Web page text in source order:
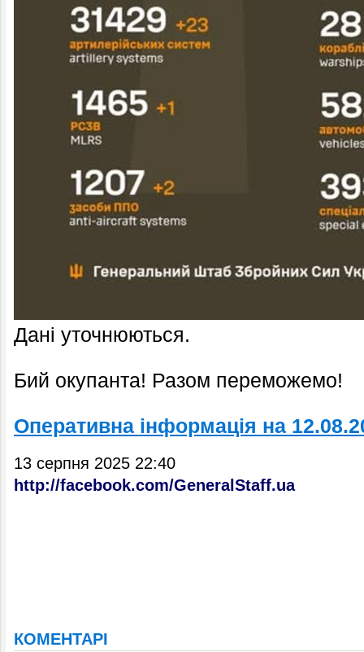
Дані уточнюються.
Бий окупанта! Разом переможемо!
Оперативна інформація на
13 серпня 2025 22:40
http://facebook.com/GeneralStaff.ua
КОМЕНТАРІ